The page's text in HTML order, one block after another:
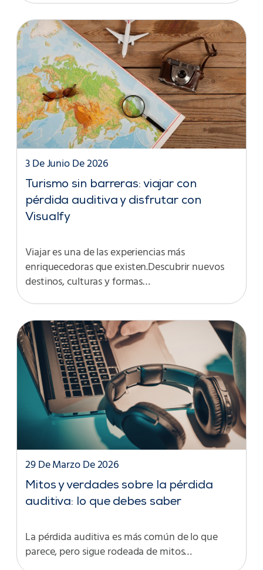
Turismo sin barreras: viajar con
pérdida auditiva y disfrutar con
Visualfy
3 De Junio De 2026
Viajar es una de las experiencias más
enriquecedoras que existen.Descubrir nuevos
destinos, culturas y formas…
Mitos y verdades sobre la pérdida
auditiva: lo que debes saber
29 De Marzo De 2026
La pérdida auditiva es más común de lo que
parece, pero sigue rodeada de mitos…